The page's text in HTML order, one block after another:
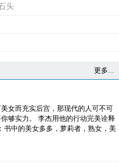
头
更多...
女而充实后宫，那现代的人可不可
够实力。 李杰用他的行动完美诠释
书中的美女多多，萝莉者，熟女，美